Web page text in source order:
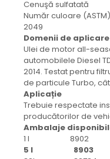
Cenuşă
Număr culoare
2049
Domenii de aplicare
Ulei de motor all-
automobilele Diesel
2014. Testat pentru
de particule Turbo,
Aplicație
Trebuie respectate
producătorilor de
Ambalaje
1 l 8902
5 l 8903